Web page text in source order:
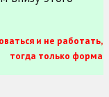
и не работать,
тогда только форма